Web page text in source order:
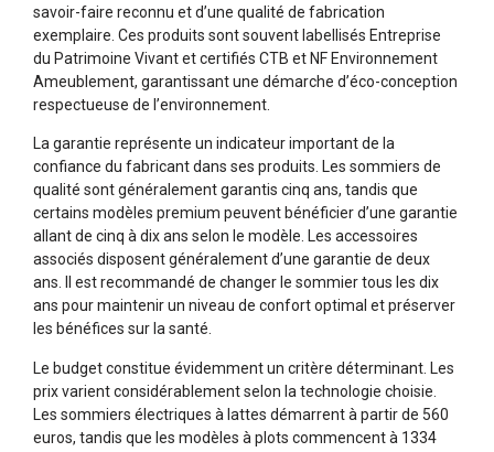
savoir-faire reconnu et d’une qualité de fabrication
exemplaire. Ces produits sont souvent labellisés Entreprise
du Patrimoine Vivant et certifiés CTB et NF Environnement
Ameublement, garantissant une démarche d’éco-conception
respectueuse de l’environnement.
La garantie représente un indicateur important de la
confiance du fabricant dans ses produits. Les sommiers de
qualité sont généralement garantis cinq ans, tandis que
certains modèles premium peuvent bénéficier d’une garantie
allant de cinq à dix ans selon le modèle. Les accessoires
associés disposent généralement d’une garantie de deux
ans. Il est recommandé de changer le sommier tous les dix
ans pour maintenir un niveau de confort optimal et préserver
les bénéfices sur la santé.
Le budget constitue évidemment un critère déterminant. Les
prix varient considérablement selon la technologie choisie.
Les sommiers électriques à lattes démarrent à partir de 560
euros, tandis que les modèles à plots commencent à 1334